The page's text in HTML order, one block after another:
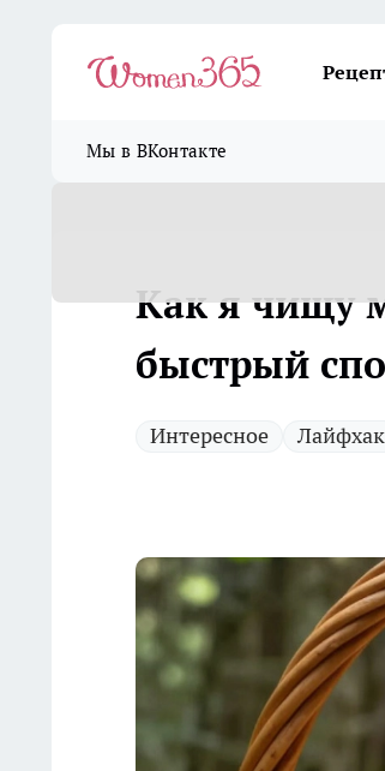
Мы в ВКонтакте
Как я чищу
быстрый
Интересное Лайфхак